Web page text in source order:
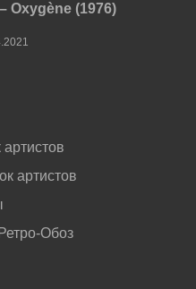
Oxygène (1976)
артистов
Обоз